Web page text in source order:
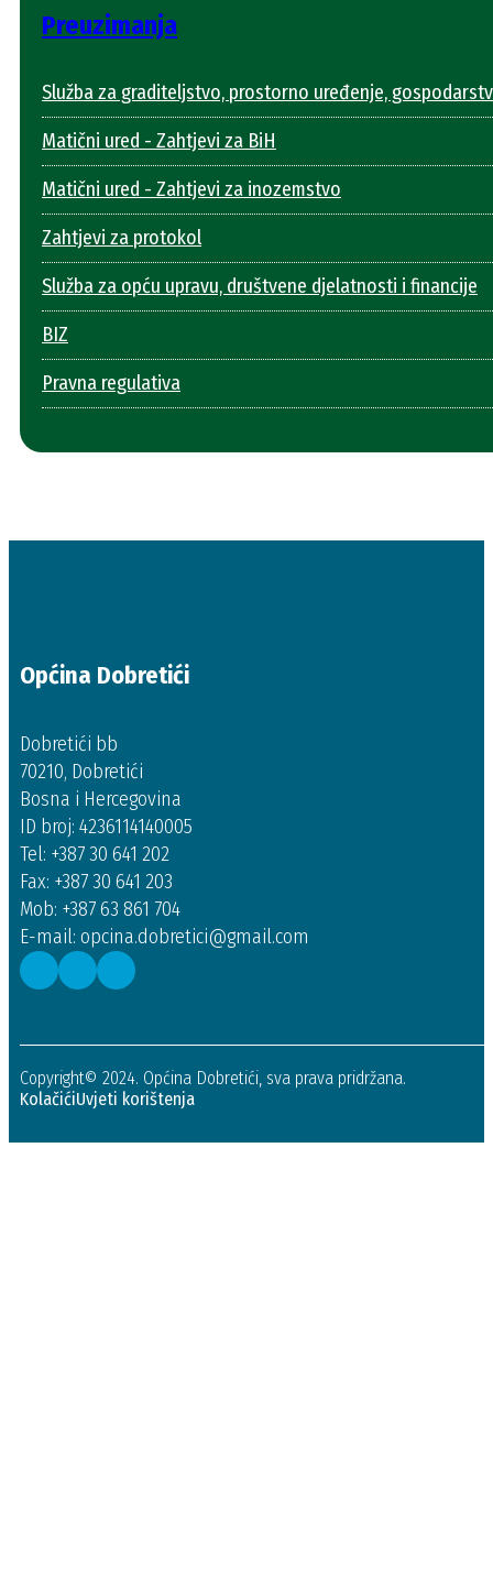
Preuzimanja
Služba za graditeljstvo, prostorno uređenje,
Matični ured - Zahtjevi za BiH
Matični ured - Zahtjevi za inozemstvo
Zahtjevi za protokol
Služba za opću upravu, društvene djelatnosti i financije
BIZ
Pravna regulativa
Općina Dobretići
Dobretići bb
70210, Dobretići
Bosna i Hercegovina
ID broj: 4236114140005
Tel: +387 30 641 202
Fax: +387 30 641 203
Mob: +387 63 861 704
E-mail: opcina.dobretici@gmail.com
Copyright© 2024. Općina Dobretići, sva prava pridržana.
KolačićiUvjeti korištenja